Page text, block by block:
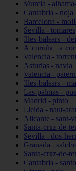
Murcia -
Cantabria - noja
Barcelona -
Sevilla - tomares
Illes-balears -
A-coruña - a-
Valencia - torrent
Asturias - navia
Valencia -
Illes-balears -
Las-palmas -
Madrid - pinto
Lleida - naut-
Alicante - sant-
Santa-cruz-de-
Sevilla - dos-
Granada -
Santa-cruz-de-
Cantabria -